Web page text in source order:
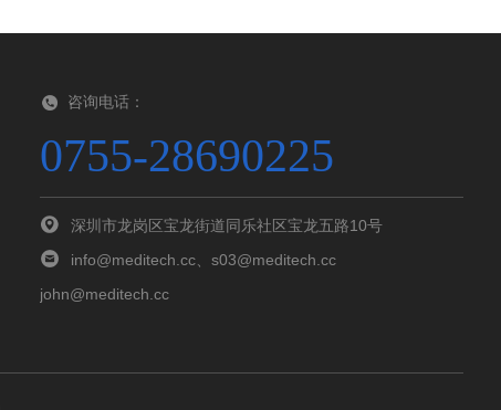
咨询电话：
0755-28690225
深圳市龙岗区宝龙街道同乐社区宝龙五路10号
info@meditech.cc、s03@meditech.cc
john@meditech.cc